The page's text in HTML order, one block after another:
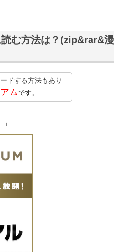
む方法は？(zip&rar&漫
ドする方法もあり
ムです。